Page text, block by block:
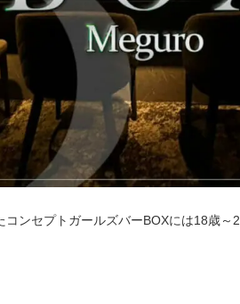
ンセプトガールズバーBOXには18歳